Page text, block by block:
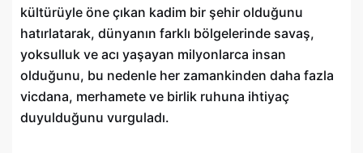
kültürüyle öne çıkan kadim bir şehir olduğunu
hatırlatarak, dünyanın farklı bölgelerinde savaş,
yoksulluk ve acı yaşayan milyonlarca insan
olduğunu, bu nedenle her zamankinden daha fazla
vicdana, merhamete ve birlik ruhuna ihtiyaç
duyulduğunu vurguladı.